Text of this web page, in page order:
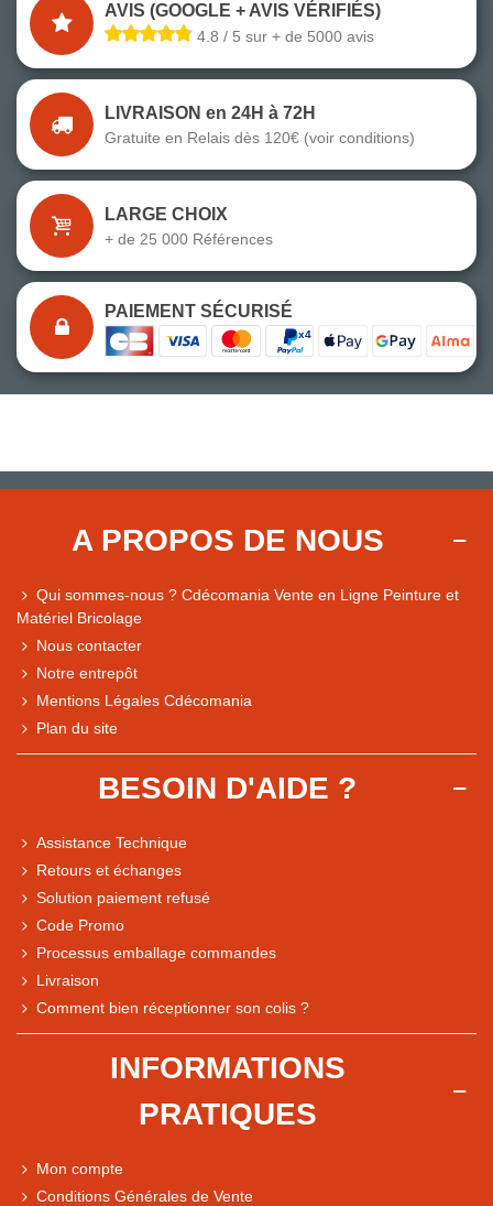
Comparaison des performances du magasin
Express, Chez vous, Point relais, Retrait magasin
AVIS (GOOGLE + AVIS VÉRIFIÉS)
4.8 / 5 sur + de 5000 avis
LIVRAISON en 24H à 72H
Gratuite en Relais dès 120€ (voir conditions)
LARGE CHOIX
+ de 25 000 Références
PAIEMENT SÉCURISÉ
A PROPOS DE NOUS
Qui sommes-nous ? Cdécomania Vente en Ligne Peinture et
Matériel Bricolage
Nous contacter
Notre entrepôt
Mentions Légales Cdécomania
Plan du site
BESOIN D'AIDE ?
Assistance Technique
Retours et échanges
Solution paiement refusé
Code Promo
Processus emballage commandes
Livraison
Comment bien réceptionner son colis ?
INFORMATIONS
PRATIQUES
Mon compte
Conditions Générales de Vente